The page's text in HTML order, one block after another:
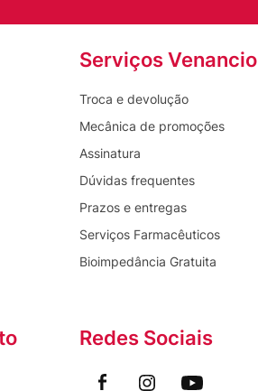
Serviços Venancio
Troca e devolução
Mecânica de promoções
Assinatura
Dúvidas frequentes
Prazos e entregas
Serviços Farmacêuticos
Bioimpedância Gratuita
Redes Sociais